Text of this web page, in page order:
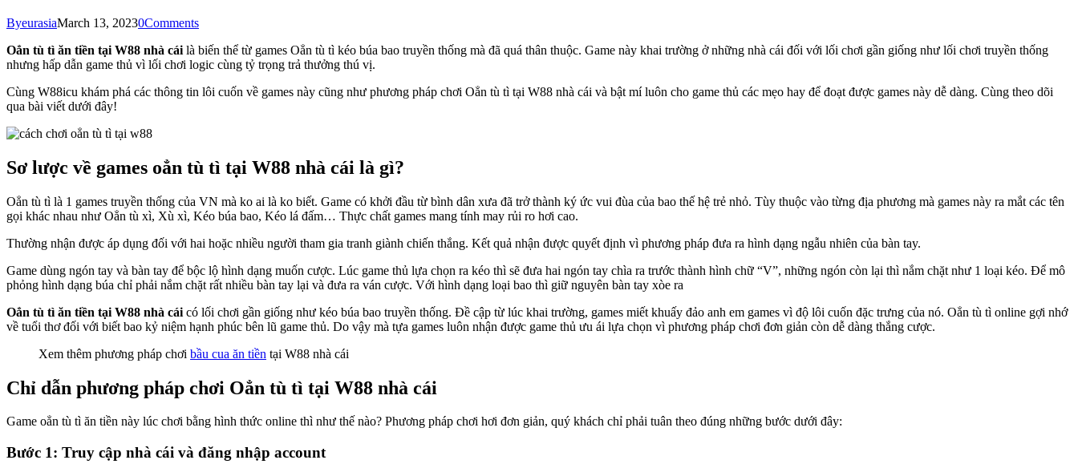
ByeurasiaMarch 13, 20230Comments
Oẳn tù tì ăn tiền tại W88 nhà cái là biến thể từ games Oẳn tù tì kéo búa bao truyền thống mà đã quá thân thuộc. Game này khai trường ở những nhà cái đối với lối chơi gần giống như lối chơi truyền thống
nhưng hấp dẫn game thủ vì lối chơi logic cùng tỷ trọng trả thưởng thú vị.
Cùng W88icu khám phá các thông tin lôi cuốn về games này cũng như phương pháp chơi Oẳn tù tì tại W88 nhà cái và bật mí luôn cho game thủ các mẹo hay để đoạt được games này dễ dàng. Cùng theo dõi
qua bài viết dưới đây!
Sơ lược về games oẳn tù tì tại W88 nhà cái là gì?
Oẳn tù tì là 1 games truyền thống của VN mà ko ai là ko biết. Game có khởi đầu từ bình dân xưa đã trở thành ký ức vui đùa của bao thế hệ trẻ nhỏ. Tùy thuộc vào từng địa phương mà games này ra mắt các tên
gọi khác nhau như Oẳn tù xì, Xù xì, Kéo búa bao, Kéo lá đấm… Thực chất games mang tính may rủi ro hơi cao.
Thường nhận được áp dụng đối với hai hoặc nhiều người tham gia tranh giành chiến thắng. Kết quả nhận được quyết định vì phương pháp đưa ra hình dạng ngẫu nhiên của bàn tay.
Game dùng ngón tay và bàn tay để bộc lộ hình dạng muốn cược. Lúc game thủ lựa chọn ra kéo thì sẽ đưa hai ngón tay chìa ra trước thành hình chữ “V”, những ngón còn lại thì nắm chặt như 1 loại kéo. Để mô
phỏng hình dạng búa chỉ phải nắm chặt rất nhiều bàn tay lại và đưa ra ván cược. Với hình dạng loại bao thì giữ nguyên bàn tay xòe ra
Oẳn tù tì ăn tiền tại W88 nhà cái có lối chơi gần giống như kéo búa bao truyền thống. Đề cập từ lúc khai trường, games miết khuấy đảo anh em games vì độ lôi cuốn đặc trưng của nó. Oẳn tù tì online gợi nhớ
về tuổi thơ đối với biết bao kỷ niệm hạnh phúc bên lũ game thủ. Do vậy mà tựa games luôn nhận được game thủ ưu ái lựa chọn vì phương pháp chơi đơn giản còn dễ dàng thắng cược.
Xem thêm phương pháp chơi bầu cua ăn tiền tại W88 nhà cái
Chỉ dẫn phương pháp chơi Oẳn tù tì tại W88 nhà cái
Game oẳn tù tì ăn tiền này lúc chơi bằng hình thức online thì như thế nào? Phương pháp chơi hơi đơn giản, quý khách chỉ phải tuân theo đúng những bước dưới đây:
Bước 1: Truy cập nhà cái và đăng nhập account